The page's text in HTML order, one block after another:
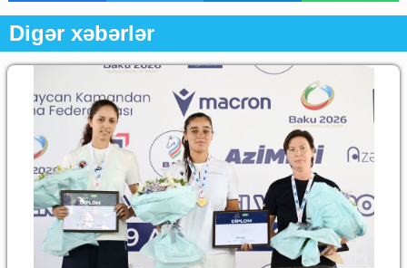
Digər xəbərlər